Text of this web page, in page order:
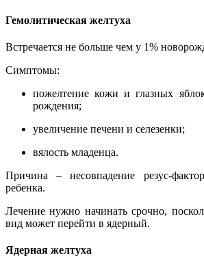
Гемолитическая желтуха
Встречается не больше чем у 1%
Симптомы:
пожелтение кожи и глазных
рождения;
увеличение печени и селезенки;
вялость младенца.
Причина
–
несовпадение резус-
ребенка.
Лечение нужно начинать срочно,
вид может перейти в ядерный.
Ядерная желтуха